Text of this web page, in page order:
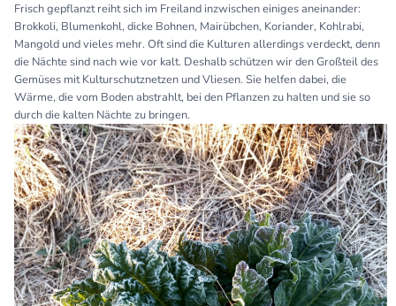
Frisch gepflanzt reiht sich im Freiland inzwischen einiges aneinander:
Brokkoli, Blumenkohl, dicke Bohnen, Mairübchen, Koriander, Kohlrabi,
Mangold und vieles mehr. Oft sind die Kulturen allerdings verdeckt, denn
die Nächte sind nach wie vor kalt. Deshalb schützen wir den Großteil des
Gemüses mit Kulturschutznetzen und Vliesen. Sie helfen dabei, die
Wärme, die vom Boden abstrahlt, bei den Pflanzen zu halten und sie so
durch die kalten Nächte zu bringen.